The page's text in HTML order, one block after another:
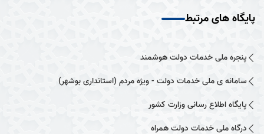
پایگاه های مرتبط
پنجره ملی خدمات دولت هوشمند
سامانه ی ملی خدمات دولت - ویژه مردم (استانداری بوشهر)
پایگاه اطلاع رسانی وزارت کشور
درگاه ملی خدمات دولت همراه